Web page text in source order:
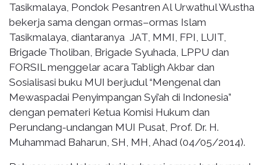
Tasikmalaya, Pondok Pesantren Al Urwathul Wustha
bekerja sama dengan ormas–ormas Islam
Tasikmalaya, diantaranya JAT, MMI, FPI, LUIT,
Brigade Tholiban, Brigade Syuhada, LPPU dan
FORSIL menggelar acara Tabligh Akbar dan
Sosialisasi buku MUI berjudul “Mengenal dan
Mewaspadai Penyimpangan Syi’ah di Indonesia”
dengan pemateri Ketua Komisi Hukum dan
Perundang-undangan MUI Pusat, Prof. Dr. H.
Muhammad Baharun, SH, MH, Ahad (04/05/2014).